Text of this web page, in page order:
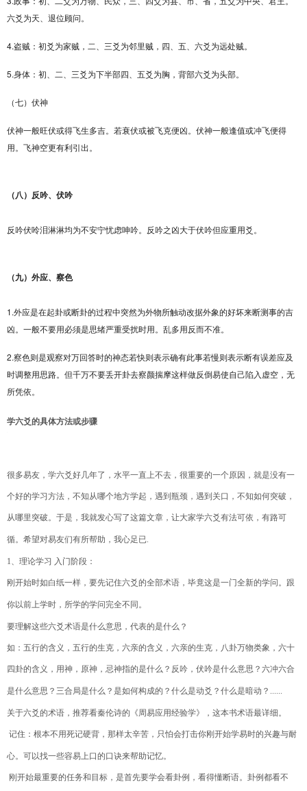
六爻为天、退位顾问。
4.盗贼：初爻为家贼，二、三爻为邻里贼，四、五、六爻为远处贼。
5.身体：初、二、三爻为下半部四、五爻为胸，背部六爻为头部。
（七）伏神
伏神一般旺伏或得飞生多吉。若衰伏或被飞克便凶。伏神一般逢值或冲飞便得
用。飞神空更有利引出。
（八）反吟、伏吟
反吟伏呤泪淋淋均为不安宁忧虑呻吟。反吟之凶大于伏吟但应重用爻。
（九）外应、察色
1.外应是在起卦或断卦的过程中突然为外物所触动改据外象的好坏来断测事的吉
凶。一般不要用必须是思绪严重受扰时用。乱多用反而不准。
2.察色则是观察对万回答时的神态若快则表示确有此事若慢则表示断有误差应及
时调整用思路。但千万不要丢开卦去察颜揣摩这样做反倒易使自己陷入虚空，无
所凭依。
学六爻的具体方法或步骤
很多易友，学六爻好几年了，水平一直上不去，很重要的一个原因，就是没有一
个好的学习方法，不知从哪个地方学起，遇到瓶颈，遇到关口，不知如何突破，
从哪里突破。于是，我就发心写了这篇文章，让大家学六爻有法可依，有路可
循。希望对易友们有所帮助，我心足已
1 、理论学习 入门阶段：
刚开始时如白纸一样，要先记住六爻的全部术语，毕竟这是一门全新的学问。跟
你以前上学时，所学的学问完全不同。
要理解这些六爻术语是什么意思，代表的是什么？
如：五行的含义，五行的生克，六亲的含义，六亲的生克，八卦万物类象，六十
四卦的含义，用神，原神，忌神指的是什么？反吟，伏吟是什么意思？六冲六合
是什么意思？三合局是什么？是如何构成的？什么是动爻？什么是暗动？
关于六爻的术语，推荐看秦伦诗的《周易应用经验学》，这本书术语最详细。
记住：根本不用死记硬背，那样太辛苦，只怕会打击你刚开始学易时的兴趣与耐
心。可以找一些容易上口的口诀来帮助记忆。
刚开始最重要的任务和目标，是首先要学会看卦例，看得懂断语。卦例都看不